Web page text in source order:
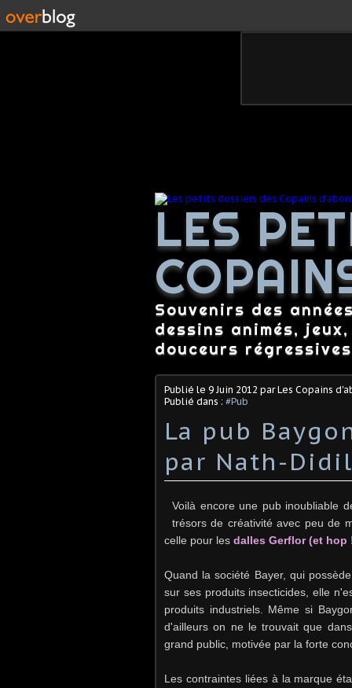
LES
Souvenirs des
dessins animés,
douceurs
Publié le 9 Juin 2012 par Les Copains
Publié dans : #Pub
La pub
par Nath-
Voilà encore une pub inoubliable
trésors de créativité avec peu de
celle pour les dalles Gerflor (et hop
Quand la société Bayer, qui
sur ses produits insecticides, elle
produits industriels. Même si
d'ailleurs on ne le trouvait que
grand public, motivée par la forte
Les contraintes liées à la marque